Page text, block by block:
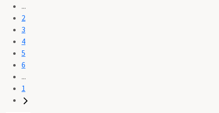
...
2
3
4
5
6
...
1